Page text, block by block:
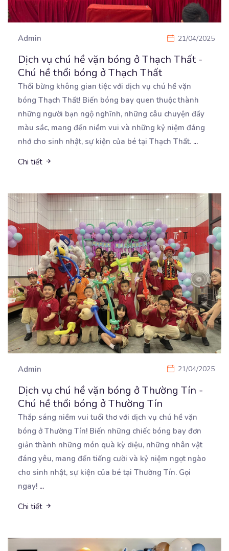
Admin 21/04/2025
Dịch vụ chú hề vặn bóng ở Thạch Thất -
Chú hề thổi bóng ở Thạch Thất
Thổi bừng không gian tiệc với dịch vụ chú hề vặn
bóng Thạch Thất! Biến bóng bay quen thuộc thành
những người bạn ngộ nghĩnh, những câu chuyện đầy
màu sắc, mang đến niềm vui và những kỷ niệm đáng
nhớ cho sinh nhật, sự kiện của bé tại Thạch Thất. ...
Chi tiết
Admin 21/04/2025
Dịch vụ chú hề vặn bóng ở Thường Tín -
Chú hề thổi bóng ở Thường Tín
Thắp sáng niềm vui tuổi thơ với dịch vụ chú hề vặn
bóng ở Thường Tín! Biến những chiếc bóng bay đơn
giản thành những món quà kỳ diệu, những nhân vật
đáng yêu, mang đến tiếng cười và kỷ niệm ngọt ngào
cho sinh nhật, sự kiện của bé tại Thường Tín. Gọi
ngay! ...
Chi tiết